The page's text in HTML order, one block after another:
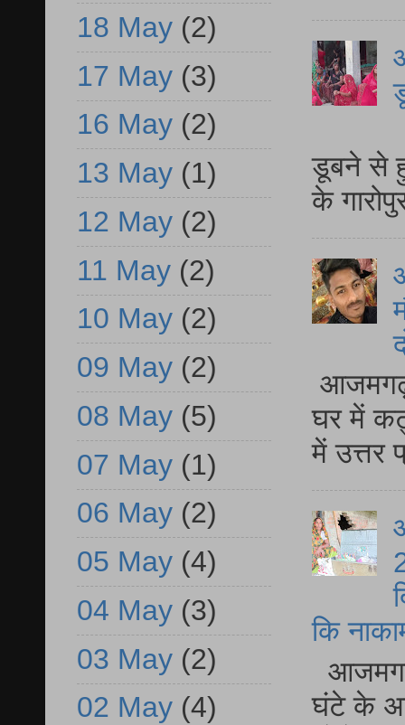
डूबने से
के
घर में
में
कि
घंटे के
18 May (2)
17 May (3)
16 May (2)
13 May (1)
12 May (2)
11 May (2)
10 May (2)
09 May (2)
08 May (5)
07 May (1)
06 May (2)
05 May (4)
04 May (3)
03 May (2)
02 May (4)